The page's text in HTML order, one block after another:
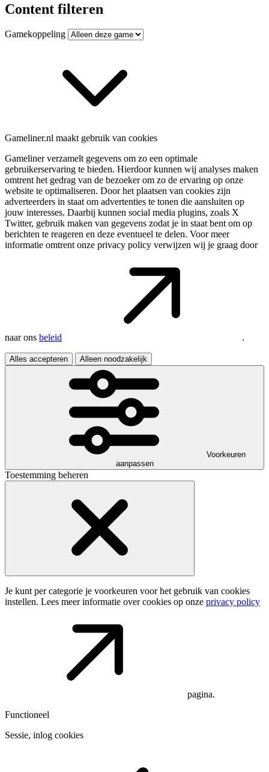
Content filteren
Gamekoppeling
Gameliner.nl maakt gebruik van cookies
Gameliner verzamelt gegevens om zo een optimale
gebruikerservaring te bieden. Hierdoor kunnen wij analyses maken
omtrent het gedrag van de bezoeker om zo de ervaring op onze
website te optimaliseren. Door het plaatsen van cookies zijn
adverteerders in staat om advertenties te tonen die aansluiten op
jouw interesses. Daarbij kunnen social media plugins, zoals X
Twitter, gebruik maken van gegevens zodat je in staat bent om op
berichten te reageren en deze eventueel te delen. Voor meer
informatie omtrent onze privacy policy verwijzen wij je graag door
naar ons beleid .
Alles accepteren Alleen noodzakelijk
Voorkeuren
aanpassen
Toestemming beheren
Je kunt per categorie je voorkeuren voor het gebruik van cookies
instellen. Lees meer informatie over cookies op onze privacy policy
pagina.
Functioneel
Sessie, inlog cookies